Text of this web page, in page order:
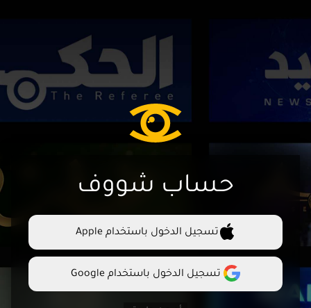
حساب شووف
تسجيل الدخول باستخدام Apple
تسجيل الدخول باستخدام Google